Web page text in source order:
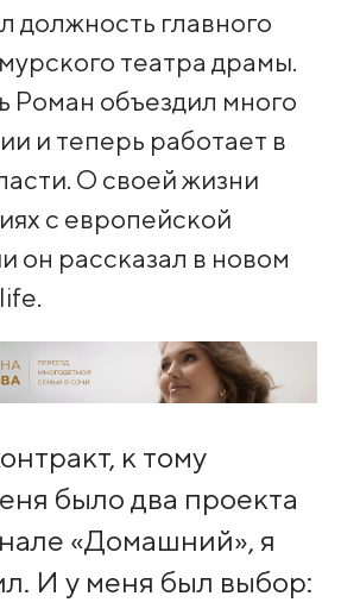
должность главного
театра драмы.
Роман объездил много
и теперь работает в
О своей жизни
с европейской
он рассказал в новом
к тому
было два проекта
«Домашний», я
И у меня был выбор: